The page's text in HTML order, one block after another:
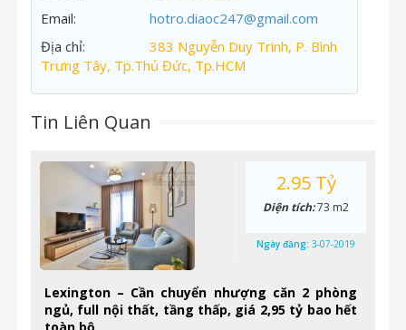
Email:
hotro.diaoc247@gmail.com
Địa chỉ:
383 Nguyễn Duy Trinh, P. Bình
Trưng Tây, Tp.Thủ Đức, Tp.HCM
Tin Liên Quan
Lexington – Cần chuyển nhượng căn 2 phòng
ngủ, full nội thất, tầng thấp, giá 2,95 tỷ bao hết
2.95 Tỷ
Diện tích:73 m2
Ngày đăng: 3-07-2019